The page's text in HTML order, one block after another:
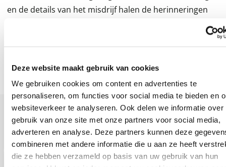
Deze website maakt gebruik van cookies
We gebruiken cookies om content en advertenties te
personaliseren, om functies voor social media te bieden en
websiteverkeer te analyseren. Ook delen we informatie over
gebruik van onze site met onze partners voor social media,
adverteren en analyse. Deze partners kunnen deze
combineren met andere informatie die u aan ze heeft
die ze hebben verzameld op basis van uw gebruik van hun
en de details van het misdrijf halen de herinneringen
onderdrukken. Want de schokkende waarheid wil niet
Met haar compacte, directe stijl, haar sporadische